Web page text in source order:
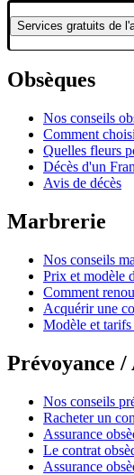
Services gratuits de
Obsèques
Nos conseils
Comment
Quelles fleurs
Décès d'un
Avis de décès
Marbrerie
Nos conseils
Prix et modèle
Comment
Acquérir une
Modèle et
Prévoyance /
Nos conseils
Racheter un
Assurance
Le contrat
Assurance